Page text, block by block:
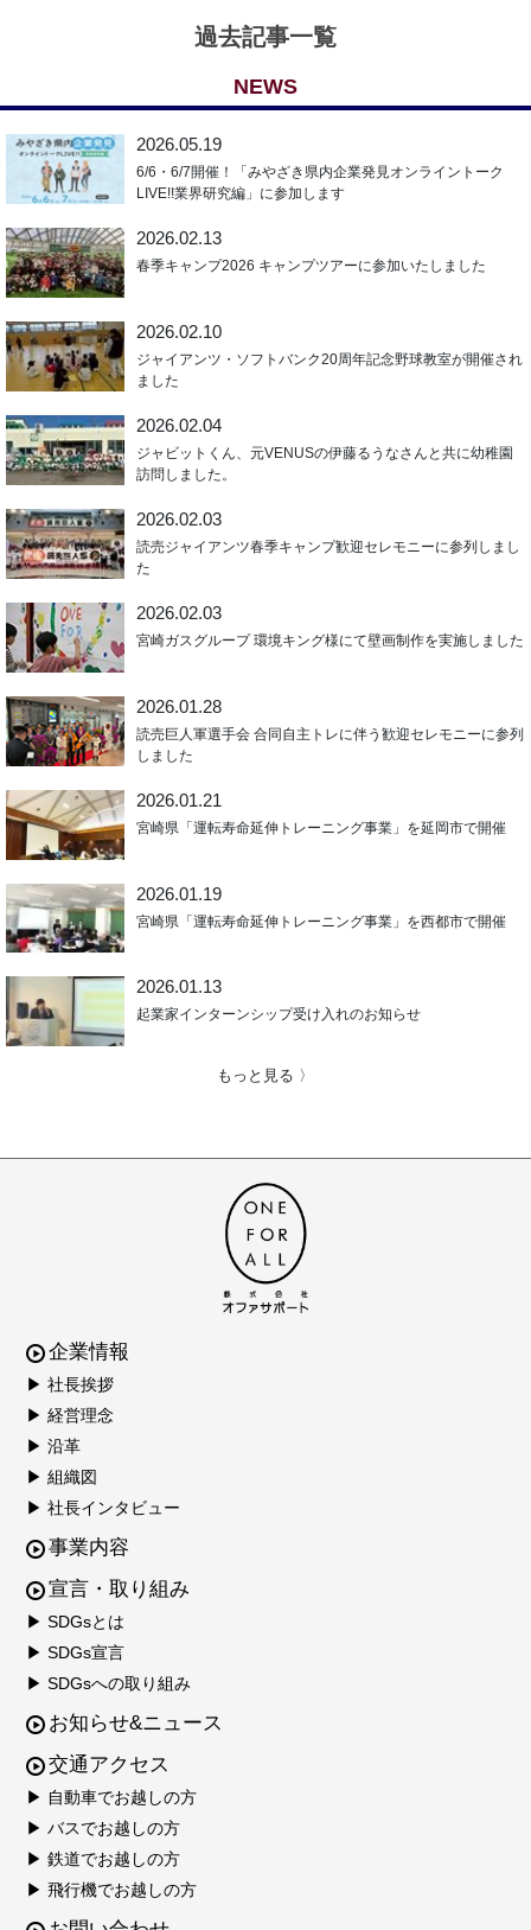
過去記事一覧
NEWS
2026.05.19
6/6・6/7開催！「みやざき県内企業発見オンライントーク
LIVE!!業界研究編」に参加します
2026.02.13
春季キャンプ2026 キャンプツアーに参加いたしました
2026.02.10
ジャイアンツ・ソフトバンク20周年記念野球教室が開催され
ました
2026.02.04
ジャビットくん、元VENUSの伊藤るうなさんと共に幼稚園
訪問しました。
2026.02.03
読売ジャイアンツ春季キャンプ歓迎セレモニーに参列しまし
た
2026.02.03
宮崎ガスグループ 環境キング様にて壁画制作を実施しました
2026.01.28
読売巨人軍選手会 合同自主トレに伴う歓迎セレモニーに参列
しました
2026.01.21
宮崎県「運転寿命延伸トレーニング事業」を延岡市で開催
2026.01.19
宮崎県「運転寿命延伸トレーニング事業」を西都市で開催
2026.01.13
起業家インターンシップ受け入れのお知らせ
もっと見る 〉
企業情報
▶ 社長挨拶
▶ 経営理念
▶ 沿革
▶ 組織図
▶ 社長インタビュー
事業内容
宣言・取り組み
▶ SDGsとは
▶ SDGs宣言
▶ SDGsへの取り組み
お知らせ&ニュース
交通アクセス
▶ 自動車でお越しの方
▶ バスでお越しの方
▶ 鉄道でお越しの方
▶ 飛行機でお越しの方